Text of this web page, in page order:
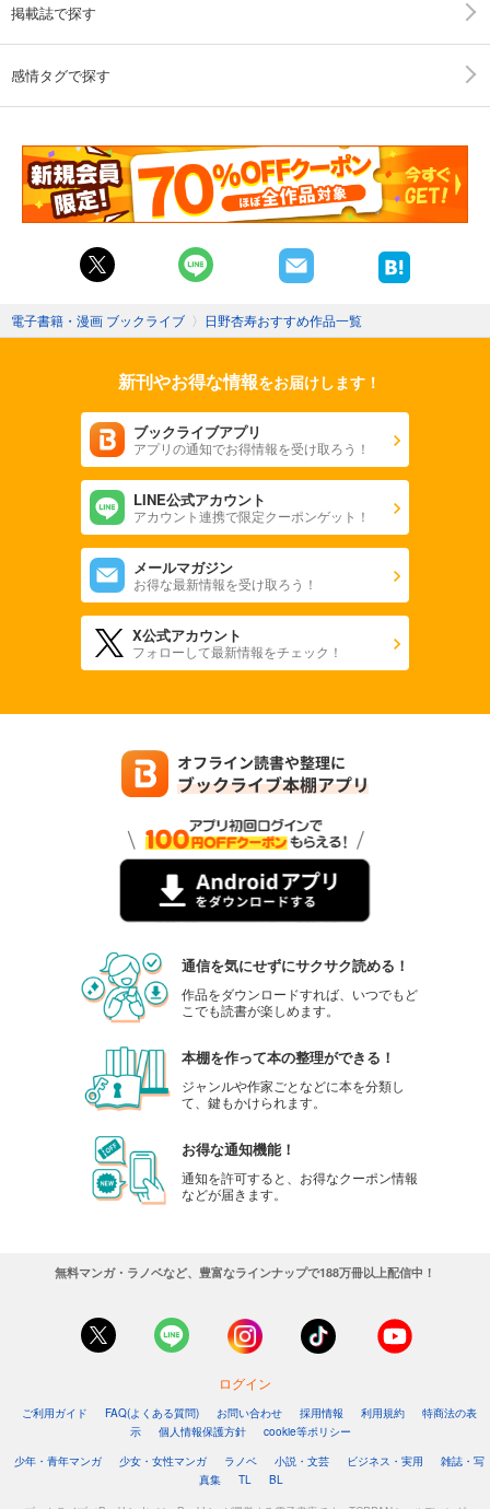
掲載誌で探す
感情タグで探す
電子書籍・漫画 ブックライブ 〉 日野杏寿おすすめ作品一覧
新刊やお得な情報をお届けします！
ブックライブアプリ
アプリの通知でお得情報を受け取ろう！
LINE公式アカウント
アカウント連携で限定クーポンゲット！
メールマガジン
お得な最新情報を受け取ろう！
X公式アカウント
フォローして最新情報をチェック！
通信を気にせずにサクサク読める！
作品をダウンロードすれば、いつでもど
こでも読書が楽しめます。
本棚を作って本の整理ができる！
ジャンルや作家ごとなどに本を分類し
て、鍵もかけられます。
お得な通知機能！
通知を許可すると、お得なクーポン情報
などが届きます。
無料マンガ・ラノベなど、豊富なラインナップで188万冊以上配信中！
ログイン
ご利用ガイド FAQ(よくある質問) お問い合わせ 採用情報 利用規約
特商法の表
示
個人情報保護方針
cookie等ポリシー
少年・青年マンガ
少女・女性マンガ ラノベ 小説・文芸 ビジネス・実用
雑誌・写
真集
TL BL